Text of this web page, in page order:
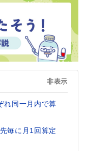
非表示
れ同一月内で算
毎に月1回算定